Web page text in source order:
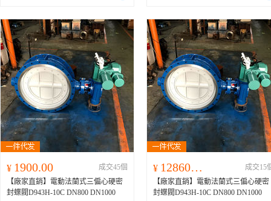
¥ 1900.00
成交45個
【廠家直銷】電動法蘭式三偏心硬密
封蝶閥D943H-10C DN800 DN1000
¥ 128600.00
成交15
【廠家直銷】電動法蘭式三偏心硬密
封蝶閥D943H-10C DN800 DN1000